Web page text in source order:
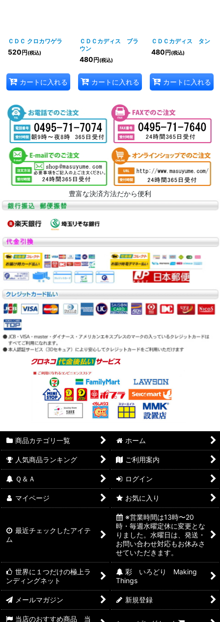
ＣＤＣ クロカワゲラ
520 円 (税込)
カートに入れる
ＣＤＣカディス ブラ
ウン
480 円 (税込)
カートに入れる
ＣＤＣカディス タン
480 円 (税込)
カートに入れる
豊富な決済方法だから便利
商品カテゴリ一覧 ホーム
人気商品ランキング ご利用案内
Ｑ＆Ａ ログイン
マイページ お気に入り
最近チェックしたアイテ
ム
※営業時間は13時〜20
時・毎週水曜定休に変更とな
りました。水曜日は、発送・
お問い合わせ対応もお休みさ
せていただきます。
世界に１つだけの極上ラ
ンディングネット
彩 いろどり Making
Things
メールマガジン 新規登録
当店のおすすめ商品 当